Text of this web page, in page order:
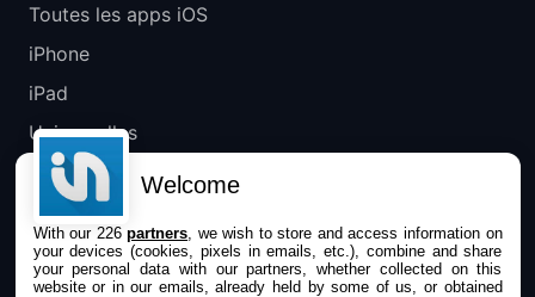
Toutes les apps iOS
iPhone
iPad
Universelles
Mac
Apple TV
IPHONEADDICT
Welcome
With our 226partners , we wish to store and access information on
your devices (cookies, pixels in emails, etc.), combine and share
your personal data with our partners, whether collected on this
website or in our emails, already held by some of us, or obtained